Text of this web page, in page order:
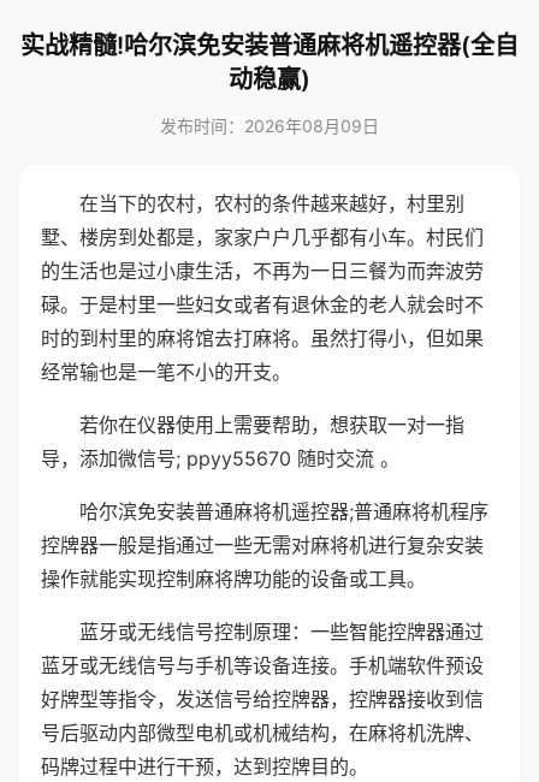
实战精髓!哈尔滨免安装普通麻将机遥控器(全自
动稳赢)
发布时间：2026年08月09日
在当下的农村，农村的条件越来越好，村里别
墅、楼房到处都是，家家户户几乎都有小车。村民们
的生活也是过小康生活，不再为一日三餐为而奔波劳
碌。于是村里一些妇女或者有退休金的老人就会时不
时的到村里的麻将馆去打麻将。虽然打得小，但如果
经常输也是一笔不小的开支。
若你在仪器使用上需要帮助，想获取一对一指
导，添加微信号; ppyy55670 随时交流 。
哈尔滨免安装普通麻将机遥控器;普通麻将机程序
控牌器一般是指通过一些无需对麻将机进行复杂安装
操作就能实现控制麻将牌功能的设备或工具。
蓝牙或无线信号控制原理：一些智能控牌器通过
蓝牙或无线信号与手机等设备连接。手机端软件预设
好牌型等指令，发送信号给控牌器，控牌器接收到信
号后驱动内部微型电机或机械结构，在麻将机洗牌、
码牌过程中进行干预，达到控牌目的。